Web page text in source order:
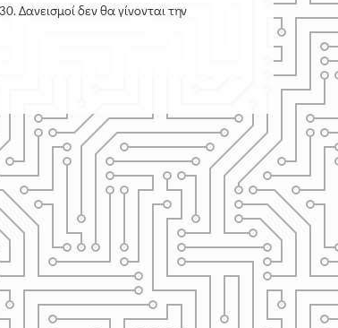
Δανεισμοί δεν θα γίνονται την